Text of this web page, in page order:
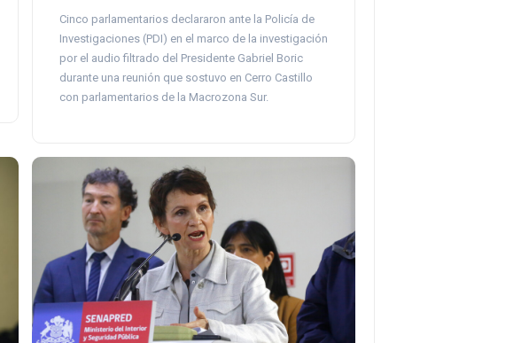
Cinco parlamentarios declararon ante la Policía de
Investigaciones (PDI) en el marco de la investigación
por el audio filtrado del Presidente Gabriel Boric
durante una reunión que sostuvo en Cerro Castillo
con parlamentarios de la Macrozona Sur.